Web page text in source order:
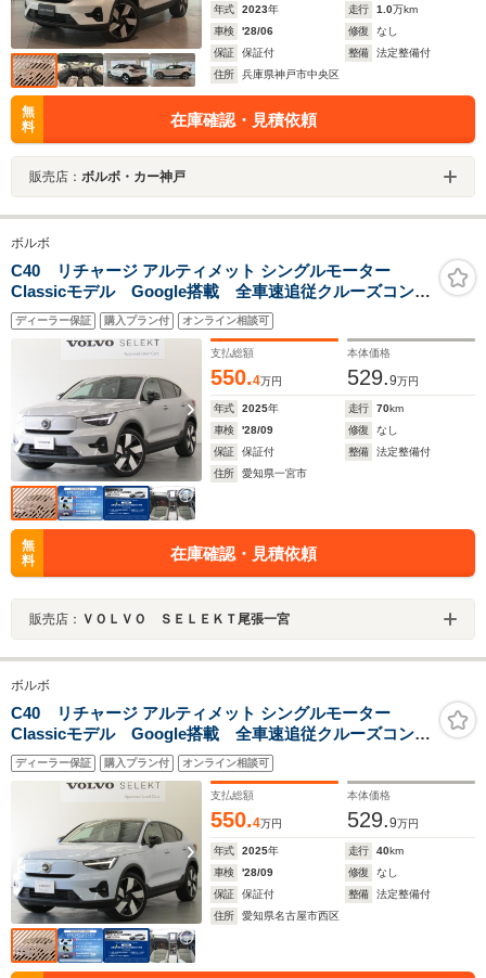
年式 2023年 走行 1.0万km
車検
'28/06 修復
なし
保証
保証付 整備
法定整備付
住所
兵庫県神戸市中央区
無
料
在庫確認・見積依頼
販売店： ボルボ・カー神戸
ボルボ
C40 リチャージ アルティメット シングルモーター
Classicモデル Google搭載 全車速追従クルーズコント
ロール パイロットアシスト 360度ビューモニター
ディーラー保証 購入プラン付 オンライン相談可
支払総額
550.4万円
本体価格
529.9万円
年式 2025年 走行 70km
車検
'28/09 修復
なし
保証
保証付 整備
法定整備付
住所
愛知県一宮市
無
料
在庫確認・見積依頼
販売店： ＶＯＬＶＯ ＳＥＬＥＫＴ尾張一宮
ボルボ
C40 リチャージ アルティメット シングルモーター
Classicモデル Google搭載 全車速追従クルーズコント
ロール パイロットアシスト 360度ビューモニター
ディーラー保証 購入プラン付 オンライン相談可
支払総額
550.4万円
本体価格
529.9万円
年式 2025年 走行 40km
車検
'28/09 修復
なし
保証
保証付 整備
法定整備付
住所
愛知県名古屋市西区